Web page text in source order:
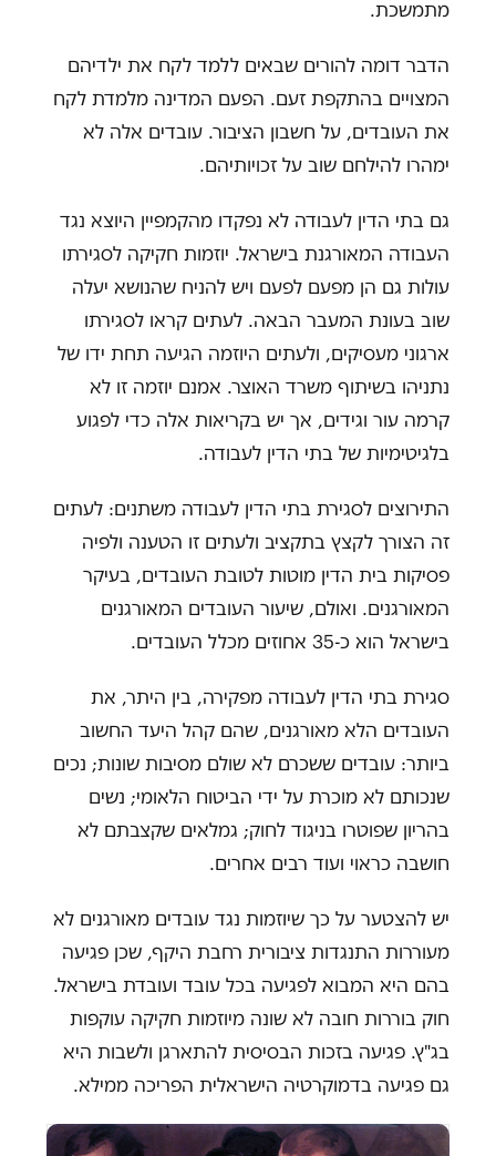
מתמשכת.
הדבר דומה להורים שבאים ללמד לקח את ילדיהם
המצויים בהתקפת זעם. הפעם המדינה מלמדת לקח
את העובדים, על חשבון הציבור. עובדים אלה לא
ימהרו להילחם שוב על זכויותיהם.
גם בתי הדין לעבודה לא נפקדו מהקמפיין היוצא נגד
העבודה המאורגנת בישראל. יוזמות חקיקה לסגירתו
עולות גם הן מפעם לפעם ויש להניח שהנושא יעלה
שוב בעונת המעבר הבאה. לעתים קראו לסגירתו
ארגוני מעסיקים, ולעתים היוזמה הגיעה תחת ידו של
נתניהו בשיתוף משרד האוצר. אמנם יוזמה זו לא
קרמה עור וגידים, אך יש בקריאות אלה כדי לפגוע
בלגיטימיות של בתי הדין לעבודה.
התירוצים לסגירת בתי הדין לעבודה משתנים: לעתים
זה הצורך לקצץ בתקציב ולעתים זו הטענה ולפיה
פסיקות בית הדין מוטות לטובת העובדים, בעיקר
המאורגנים. ואולם, שיעור העובדים המאורגנים
בישראל הוא כ-35 אחוזים מכלל העובדים.
סגירת בתי הדין לעבודה מפקירה, בין היתר, את
העובדים הלא מאורגנים, שהם קהל היעד החשוב
ביותר: עובדים ששכרם לא שולם מסיבות שונות; נכים
שנכותם לא מוכרת על ידי הביטוח הלאומי; נשים
בהריון שפוטרו בניגוד לחוק; גמלאים שקצבתם לא
חושבה כראוי ועוד רבים אחרים.
יש להצטער על כך שיוזמות נגד עובדים מאורגנים לא
מעוררות התנגדות ציבורית רחבת היקף, שכן פגיעה
בהם היא המבוא לפגיעה בכל עובד ועובדת בישראל.
חוק בוררות חובה לא שונה מיוזמות חקיקה עוקפות
בג"ץ. פגיעה בזכות הבסיסית להתארגן ולשבות היא
גם פגיעה בדמוקרטיה הישראלית הפריכה ממילא.